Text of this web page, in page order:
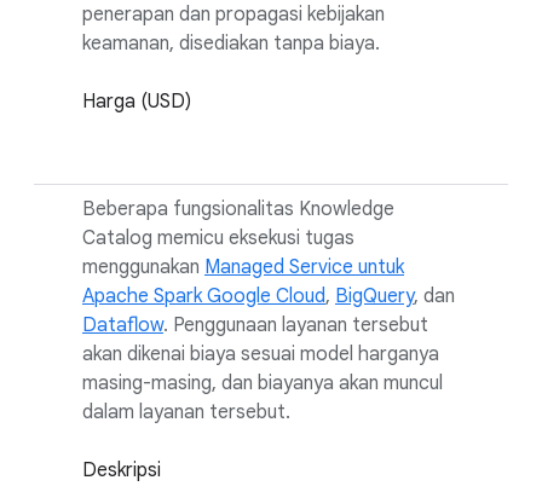
penerapan dan propagasi kebijakan
keamanan, disediakan tanpa biaya.
Harga (USD)
Beberapa fungsionalitas Knowledge
Catalog memicu eksekusi tugas
menggunakan Managed Service untuk
Apache Spark Google Cloud, BigQuery, dan
Dataflow. Penggunaan layanan tersebut
akan dikenai biaya sesuai model harganya
masing-masing, dan biayanya akan muncul
dalam layanan tersebut.
Deskripsi